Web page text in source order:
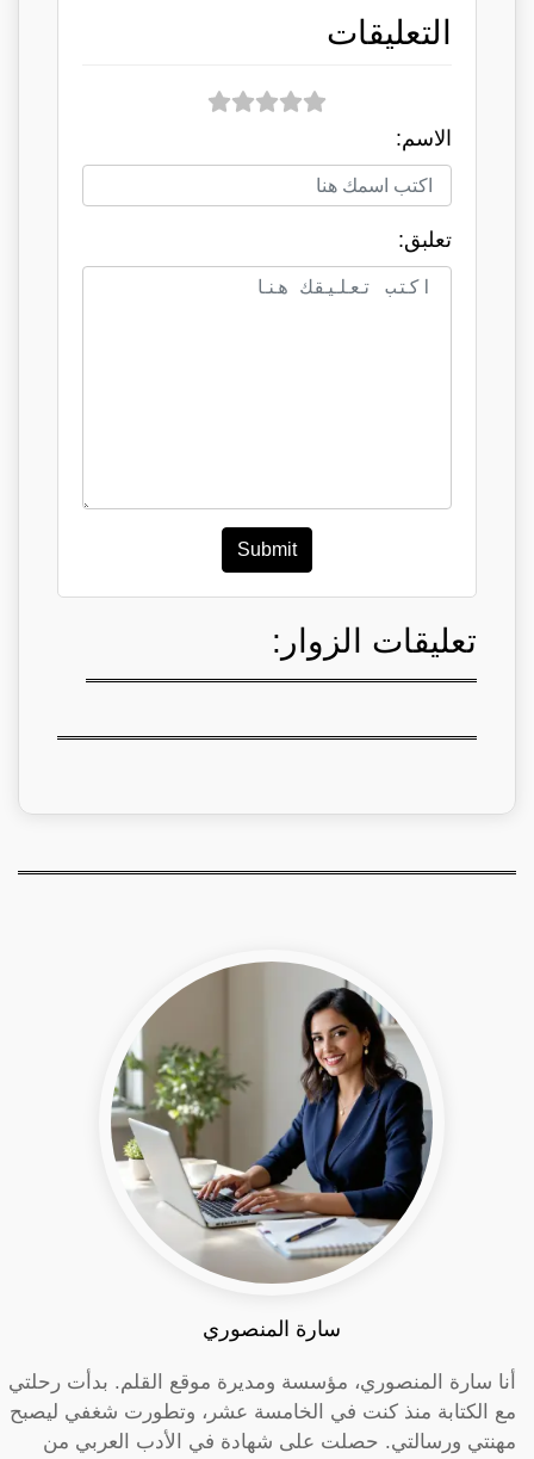
التعليقات
الاسم:
تعلبق:
Submit
تعليقات الزوار:
سارة المنصوري
أنا سارة المنصوري، مؤسسة ومديرة موقع القلم. بدأت رحلتي
مع الكتابة منذ كنت في الخامسة عشر، وتطورت شغفي ليصبح
مهنتي ورسالتي. حصلت على شهادة في الأدب العربي من